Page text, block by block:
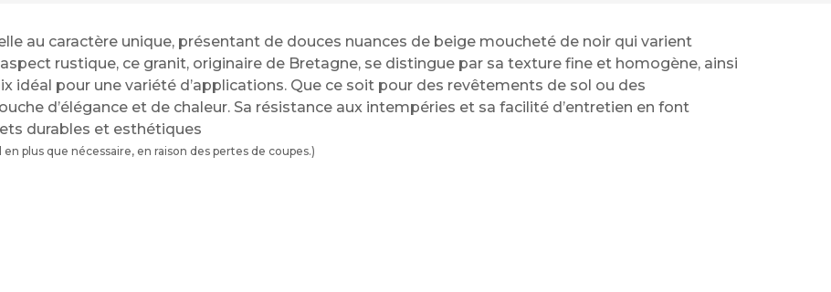
au caractère unique, présentant de douces nuances de beige moucheté de noir qui varient
rustique, ce granit, originaire de Bretagne, se distingue par sa texture fine et homogène, ainsi
idéal pour une variété d’applications. Que ce soit pour des revêtements de sol ou des
d’élégance et de chaleur. Sa résistance aux intempéries et sa facilité d’entretien en font
durables et esthétiques
plus que nécessaire, en raison des pertes de coupes.)